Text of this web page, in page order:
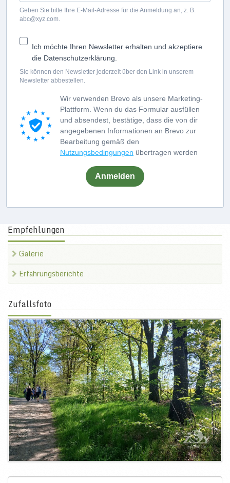
Geben Sie bitte Ihre E-Mail-Adresse für die Anmeldung an, z. B.
abc@xyz.com.
Ich möchte Ihren Newsletter erhalten und akzeptiere
die Datenschutzerklärung.
Sie können den Newsletter jederzeit über den Link in unserem
Newsletter abbestellen.
Wir verwenden Brevo als unsere Marketing-
Plattform. Wenn du das Formular ausfüllen
und absendest, bestätige, dass die von dir
angegebenen Informationen an Brevo zur
Bearbeitung gemäß den
Nutzungsbedingungen übertragen werden
Anmelden
Empfehlungen
Galerie
Erfahrungsberichte
Zufallsfoto
Select